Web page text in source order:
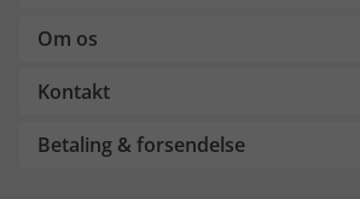
Om os
Kontakt
Betaling & forsendelse